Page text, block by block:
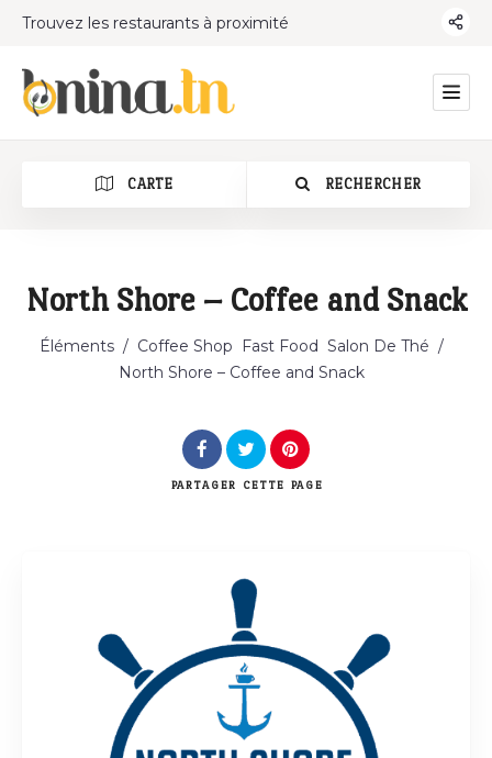
Trouvez les restaurants à proximité
CARTE RECHERCHER
Catégorie
Rechercher
North Shore – Coffee and Snack
Éléments / Coffee Shop Fast Food Salon De Thé /
North Shore – Coffee and Snack
PARTAGER CETTE PAGE